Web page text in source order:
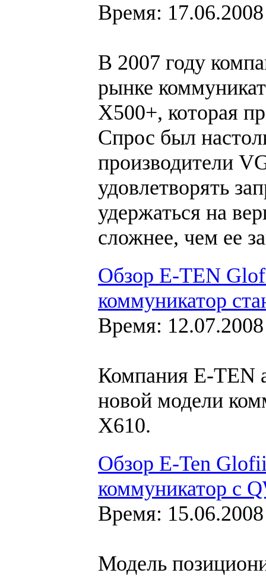
Время:
В 2007 году
рынке
X500+, которая
Спрос был
производители
удовлетворять
удержаться на
сложнее, чем ее
Обзор E-TEN
коммуникатор
Время:
Компания E-TEN
новой модели
X610.
Обзор E-Ten
коммуникатор с
Время:
Модель